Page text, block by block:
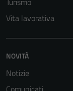
Vita lavorativa
NOVITÀ
Notizie